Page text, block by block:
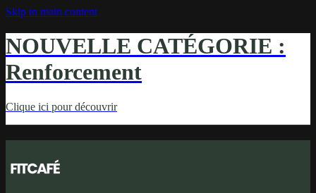
Skip to main content
NOUVELLE CATÉGORIE :
Renforcement
Clique ici pour découvrir